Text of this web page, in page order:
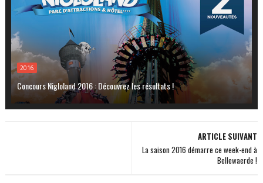
2016
Concours Nigloland 2016 : Découvrez les résultats !
ARTICLE SUIVANT
La saison 2016 démarre ce week-end à
Bellewaerde !